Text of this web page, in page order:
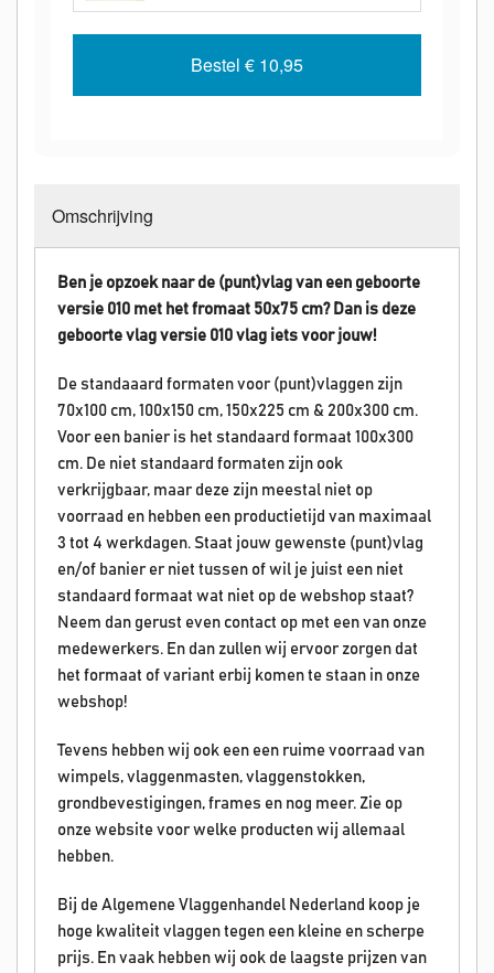
Bestel € 10,95
Omschrijving
Ben je opzoek naar de (punt)vlag van een geboorte
versie 010 met het fromaat 50x75 cm? Dan is deze
geboorte vlag versie 010 vlag iets voor jouw!
De standaaard formaten voor (punt)vlaggen zijn
70x100 cm, 100x150 cm, 150x225 cm & 200x300 cm.
Voor een banier is het standaard formaat 100x300
cm. De niet standaard formaten zijn ook
verkrijgbaar, maar deze zijn meestal niet op
voorraad en hebben een productietijd van maximaal
3 tot 4 werkdagen. Staat jouw gewenste (punt)vlag
en/of banier er niet tussen of wil je juist een niet
standaard formaat wat niet op de webshop staat?
Neem dan gerust even contact op met een van onze
medewerkers. En dan zullen wij ervoor zorgen dat
het formaat of variant erbij komen te staan in onze
webshop!
Tevens hebben wij ook een een ruime voorraad van
wimpels, vlaggenmasten, vlaggenstokken,
grondbevestigingen, frames en nog meer. Zie op
onze website voor welke producten wij allemaal
hebben.
Bij de Algemene Vlaggenhandel Nederland koop je
hoge kwaliteit vlaggen tegen een kleine en scherpe
prijs. En vaak hebben wij ook de laagste prijzen van